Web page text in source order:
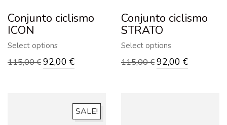
Conjunto ciclismo
ICON
Select options
115,00€92,00 €
Conjunto ciclismo
STRATO
Select options
115,00€92,00 €
SALE!